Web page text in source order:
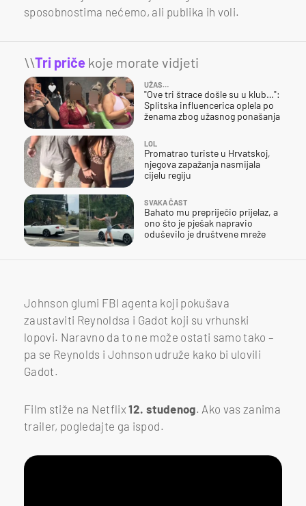
sposobnostima nećemo, ali publika ih voli.
\\Tri priče koje morate vidjeti
UŽAS…
"Ove tri štrace došle su u klub…":
Splitska influencerica oplela po
ženama zbog užasnog ponašanja
LOL
Promatrao turiste u Hrvatskoj,
njegova zapažanja nasmijala
cijelu regiju
SVAKA ČAST
Bahato mu prepriječio prijelaz, a
ono što je pješak napravio
oduševilo je društvene mreže
Johnson glumi FBI agenta koji pokušava
zaustaviti Reynoldsa i Gadot koji su vrhunski
lopovi. Naravno da to ne može ostati samo tako –
pa se Reynolds i Johnson udruže kako bi ulovili
Gadot.
Film stiže na Netflix12. studenog. Ako vas zanima
trailer, pogledajte ga ispod.